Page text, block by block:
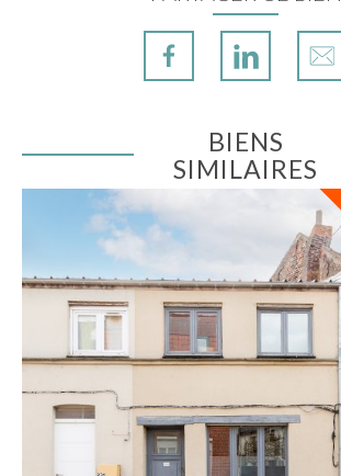
BIENS
SIMILAIRES